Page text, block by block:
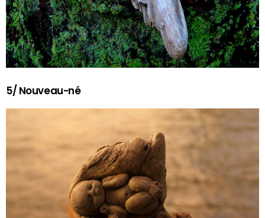
5/ Nouveau-né